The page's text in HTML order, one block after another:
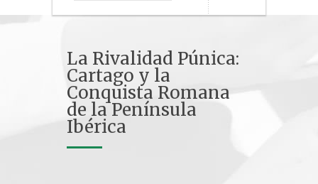
La Rivalidad Púnica:
Cartago y la
Conquista Romana
de la Península
Ibérica